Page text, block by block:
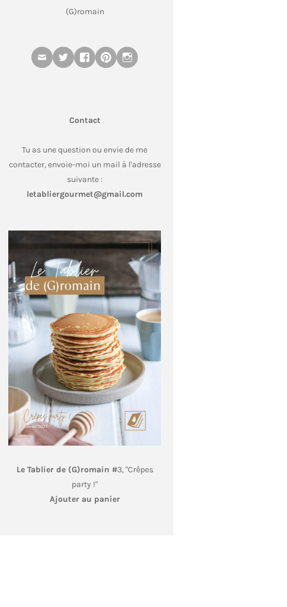
(G)romain
Contact
Tu as une question ou envie de me
contacter, envoie-moi un mail à l'adresse
suivante :
letabliergourmet@gmail.com
Le Tablier de (G)romain #3, "Crêpes
party !"
Ajouter au panier